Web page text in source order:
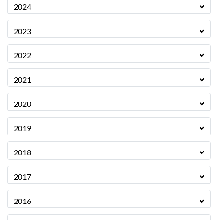
2024
2023
2022
2021
2020
2019
2018
2017
2016